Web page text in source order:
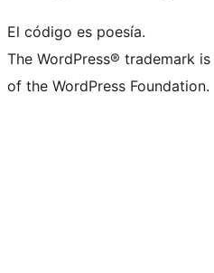
El código es poesía.
The WordPress® trademark
of the WordPress Foundation.